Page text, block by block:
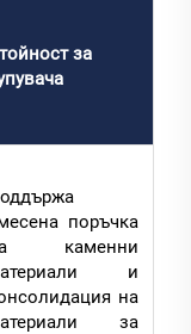
за
поръчка
каменни
и
на
за